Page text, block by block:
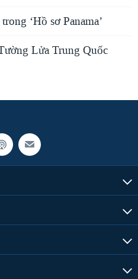
‘Hồ sơ Panama’
Lửa Trung Quốc